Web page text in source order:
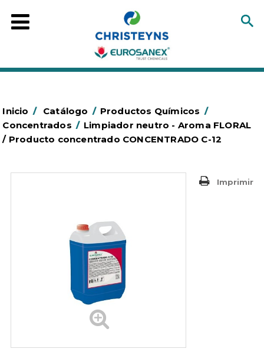
Inicio / Catálogo / Productos Químicos /
Concentrados / Limpiador neutro - Aroma FLORAL
/ Producto concentrado CONCENTRADO C-12
Imprimir